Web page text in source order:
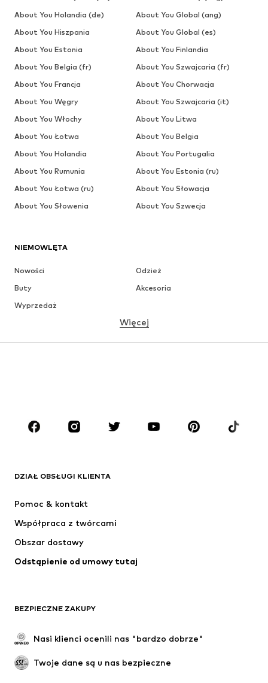
NIEMOWLĘTA
Nowości
Odzież
Buty
Akcesoria
Wyprzedaż
MARKI
Next
ADIDAS PERFORMANCE
Więcej
DZIAŁ OBSŁUGI KLIENTA
Pomoc & kontakt
Współpraca z twórcami
Obszar dostawy
Odstąpienie od umowy tutaj
BEZPIECZNE ZAKUPY
Nasi klienci ocenili nas "bardzo dobrze"
Twoje dane są u nas bezpieczne
About You Holandia (de)
About You Global (ang)
About You Hiszpania
About You Global (es)
About You Estonia
About You Finlandia
About You Belgia (fr)
About You Szwajcaria (fr)
About You Francja
About You Chorwacja
About You Węgry
About You Szwajcaria (it)
About You Włochy
About You Litwa
About You Łotwa
About You Belgia
About You Holandia
About You Portugalia
About You Rumunia
About You Estonia (ru)
About You Łotwa (ru)
About You Słowacja
About You Słowenia
About You Szwecja